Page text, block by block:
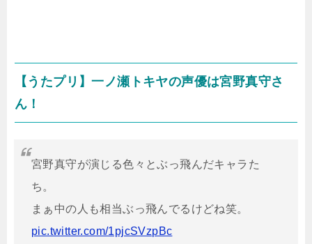
【うたプリ】一ノ瀬トキヤの声優は宮野真守さ
ん！
宮野真守が演じる色々とぶっ飛んだキャラた
ち。
まぁ中の人も相当ぶっ飛んでるけどね笑。
pic.twitter.com/1pjcSVzpBc